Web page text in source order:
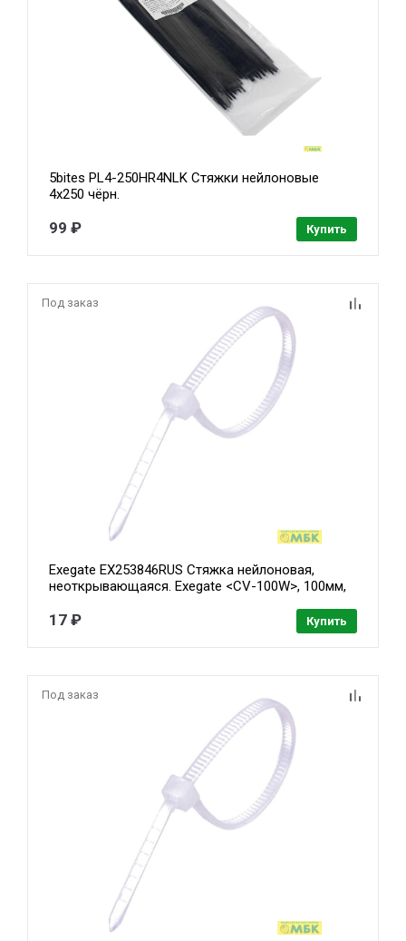
5bites PL4-250HR4NLK Стяжки нейлоновые
4х250 чёрн.
99 ₽ Купить
Под заказ
Exegate EX253846RUS Стяжка нейлоновая,
неоткрывающаяся. Exegate <CV-100W>, 100мм,
17 ₽ Купить
Под заказ